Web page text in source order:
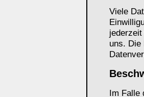
Viele
uns. Die
Im Falle